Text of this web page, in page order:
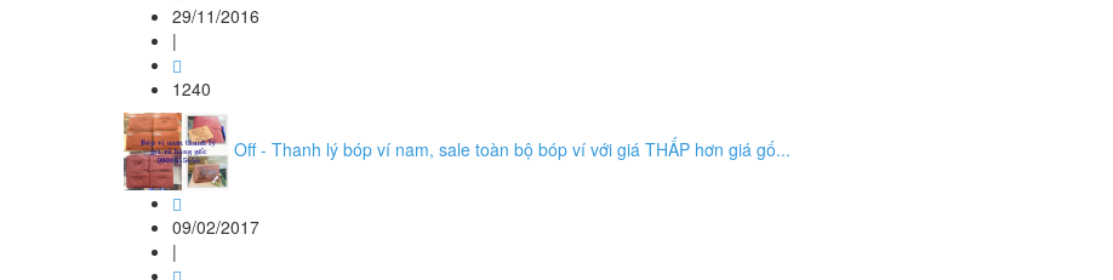
29/11/2016
|
1240
Off - Thanh lý bóp ví nam, sale toàn bộ bóp ví với giá THẤP hơn giá gố...
09/02/2017
|